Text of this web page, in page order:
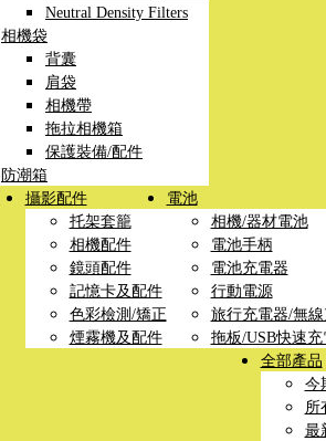
Neutral Density Filters
相機袋
背囊
肩袋
相機帶
拖拉相機箱
保護裝備/配件
防潮箱
攝影配件
托架套籠
相機配件
鏡頭配件
記憶卡及配件
色彩檢測/矯正
煙霧機及配件
電池
相機/器材電池
電池手柄
電池充電器
行動電源
旅行充電器/無
拖板/USB快速充
全部產品
今
所
最